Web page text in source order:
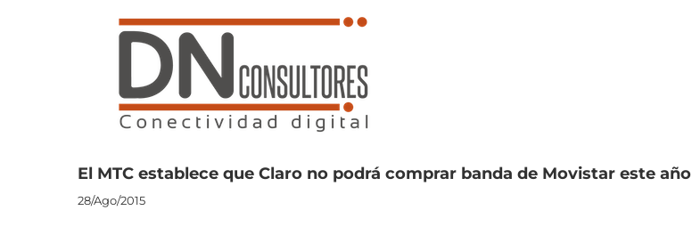
El MTC establece que Claro no podrá comprar banda de Movistar este año
28/Ago/2015